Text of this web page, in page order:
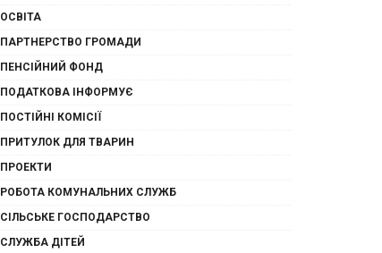
ОСВІТА
ПАРТНЕРСТВО ГРОМАДИ
ПЕНСІЙНИЙ ФОНД
ПОДАТКОВА ІНФОРМУЄ
ПОСТІЙНІ КОМІСІЇ
ПРИТУЛОК ДЛЯ ТВАРИН
ПРОЕКТИ
РОБОТА КОМУНАЛЬНИХ СЛУЖБ
СІЛЬСЬКЕ ГОСПОДАРСТВО
СЛУЖБА ДІТЕЙ